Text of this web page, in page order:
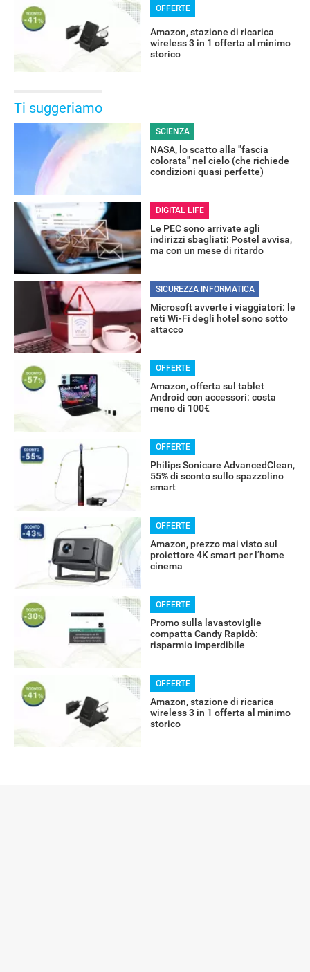
RECENSIONI
OFFERTE
Amazon, stazione di ricarica
wireless 3 in 1 offerta al minimo
storico
Ti suggeriamo
SCIENZA
NASA, lo scatto alla "fascia
colorata" nel cielo (che richiede
condizioni quasi perfette)
DIGITAL LIFE
Le PEC sono arrivate agli
indirizzi sbagliati: Postel avvisa,
ma con un mese di ritardo
SICUREZZA INFORMATICA
Microsoft avverte i viaggiatori: le
reti Wi-Fi degli hotel sono sotto
attacco
OFFERTE
Amazon, offerta sul tablet
Android con accessori: costa
meno di 100€
OFFERTE
Philips Sonicare AdvancedClean,
55% di sconto sullo spazzolino
smart
OFFERTE
Amazon, prezzo mai visto sul
proiettore 4K smart per l’home
cinema
OFFERTE
Promo sulla lavastoviglie
compatta Candy Rapidò:
risparmio imperdibile
OFFERTE
Amazon, stazione di ricarica
wireless 3 in 1 offerta al minimo
storico